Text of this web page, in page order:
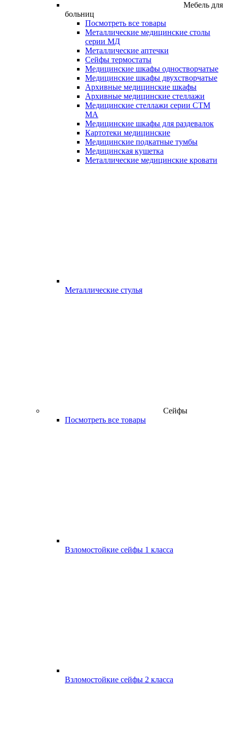
Мебель для
больниц
Посмотреть все товары
Металлические медицинские столы
серии МД
Металлические аптечки
Сейфы термостаты
Медицинские шкафы одностворчатые
Медицинские шкафы двухстворчатые
Архивные медицинские шкафы
Архивные медицинские стеллажи
Медицинские стеллажи серии СТМ
МА
Медицинские шкафы для раздевалок
Картотеки медицинские
Медицинские подкатные тумбы
Медицинская кушетка
Металлические медицинские кровати
Металлические стулья
Сейфы
Посмотреть все товары
Взломостойкие сейфы 1 класса
Взломостойкие сейфы 2 класса